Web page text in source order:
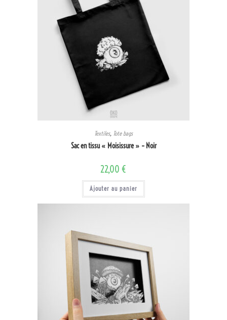
Textiles, Tote bags
Sac en tissu « Moisissure » – Noir
22,00 €
Ajouter au panier